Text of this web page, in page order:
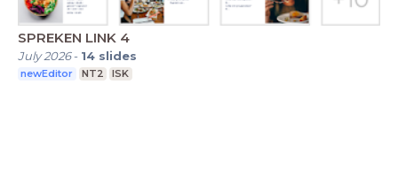
SPREKEN LINK 4
July 2026- 14 slides
newEditor NT2 ISK